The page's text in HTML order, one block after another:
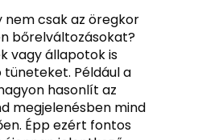
csak az öregkor
bőrelváltozásokat?
vagy állapotok is
Például a
hasonlít az
megjelenésben mind
Épp ezért fontos